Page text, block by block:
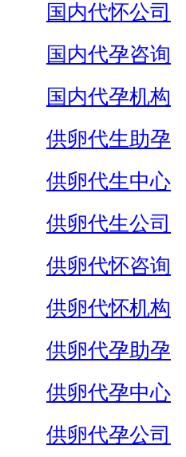
国内代怀公司
国内代孕咨询
国内代孕机构
供卵代生助孕
供卵代生中心
供卵代生公司
供卵代怀咨询
供卵代怀机构
供卵代孕助孕
供卵代孕中心
供卵代孕公司